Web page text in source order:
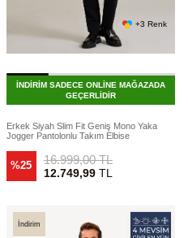
+3 Renk
İNDİRİM SADECE ONLİNE MAĞAZADA
GEÇERLİDİR
Erkek Siyah Slim Fit Geniş Mono Yaka
Jogger Pantolonlu Takım Elbise
%25 16.999,00TL
12.749,99TL
İndirim